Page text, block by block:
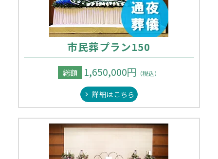
市民葬プラン150
総額 1,650,000円 （税込）
詳細はこちら